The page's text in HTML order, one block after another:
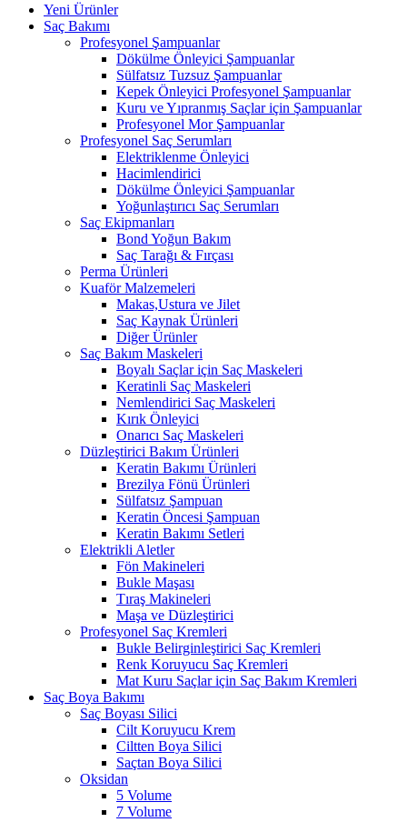
Yeni Ürünler
Saç Bakımı
Profesyonel Şampuanlar
Dökülme Önleyici Şampuanlar
Sülfatsız Tuzsuz Şampuanlar
Kepek Önleyici Profesyonel Şampuanlar
Kuru ve Yıpranmış Saçlar için Şampuanlar
Profesyonel Mor Şampuanlar
Profesyonel Saç Serumları
Elektriklenme Önleyici
Hacimlendirici
Dökülme Önleyici Şampuanlar
Yoğunlaştırıcı Saç Serumları
Saç Ekipmanları
Bond Yoğun Bakım
Saç Tarağı & Fırçası
Perma Ürünleri
Kuaför Malzemeleri
Makas,Ustura ve Jilet
Saç Kaynak Ürünleri
Diğer Ürünler
Saç Bakım Maskeleri
Boyalı Saçlar için Saç Maskeleri
Keratinli Saç Maskeleri
Nemlendirici Saç Maskeleri
Kırık Önleyici
Onarıcı Saç Maskeleri
Düzleştirici Bakım Ürünleri
Keratin Bakımı Ürünleri
Brezilya Fönü Ürünleri
Sülfatsız Şampuan
Keratin Öncesi Şampuan
Keratin Bakımı Setleri
Elektrikli Aletler
Fön Makineleri
Bukle Maşası
Tıraş Makineleri
Maşa ve Düzleştirici
Profesyonel Saç Kremleri
Bukle Belirginleştirici Saç Kremleri
Renk Koruyucu Saç Kremleri
Mat Kuru Saçlar için Saç Bakım Kremleri
Saç Boya Bakımı
Saç Boyası Silici
Cilt Koruyucu Krem
Ciltten Boya Silici
Saçtan Boya Silici
Oksidan
5 Volume
7 Volume